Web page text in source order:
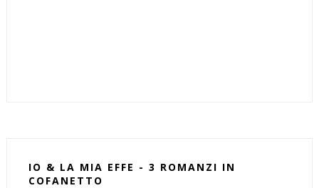
IO & LA MIA EFFE - 3 ROMANZI IN
COFANETTO